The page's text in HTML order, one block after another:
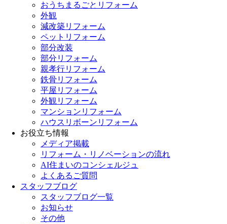
おうちまるごとリフォーム
外観
減改築リフォーム
ペットリフォーム
部分改装
部分リフォーム
親孝行リフォーム
鉄骨リフォーム
平屋リフォーム
外観リフォーム
マンションリフォーム
ハウスリボーンリフォーム
お役立ち情報
メディア掲載
リフォーム・リノベーションの流れ
AI住まいのコンシェルジュ
よくあるご質問
スタッフブログ
スタッフブログ一覧
お知らせ
その他